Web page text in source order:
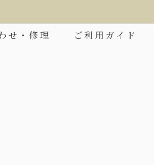
せ・修理 ご利用ガイド